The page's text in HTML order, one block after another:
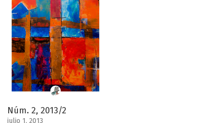
Núm. 2, 2013/2
julio 1, 2013